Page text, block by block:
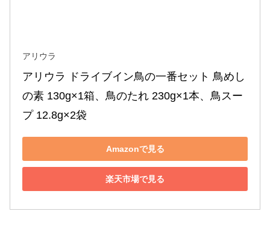
アリウラ
アリウラ ドライブイン鳥の一番セット 鳥めし
の素 130g×1箱、鳥のたれ 230g×1本、鳥スー
プ 12.8g×2袋
Amazonで見る
楽天市場で見る